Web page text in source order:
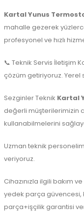
Kartal Yunus
mahalle gezerek
profesyonel ve hızlı
📞 Teknik Servis İletişim
çözüm getiriyoruz. Yerel
Sezginler Teknik Kartal
değerli müşterilerimizin
kullanabilmelerini
Uzman teknik
veriyoruz.
Cihazınızla ilgili bakım
yedek parça güvencesi,
parça+işçilik garantisi